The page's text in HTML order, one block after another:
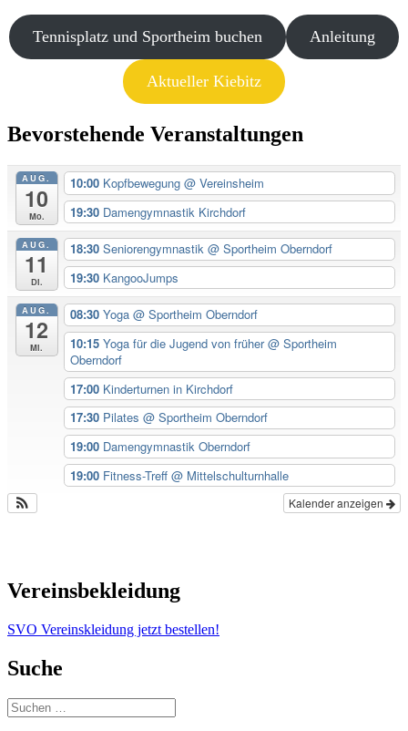
Tennisplatz und Sportheim buchen Anleitung
Aktueller Kiebitz
Bevorstehende Veranstaltungen
AUG.
10
Mo.
10:00 Kopfbewegung @ Vereinsheim
19:30 Damengymnastik Kirchdorf
AUG.
11
Di.
18:30 Seniorengymnastik @ Sportheim Oberndorf
19:30 KangooJumps
AUG.
12
Mi.
08:30 Yoga @ Sportheim Oberndorf
10:15 Yoga für die Jugend von früher@ Sportheim
Oberndorf
17:00 Kinderturnen in Kirchdorf
17:30 Pilates @ Sportheim Oberndorf
19:00 Damengymnastik Oberndorf
19:00 Fitness-Treff @ Mittelschulturnhalle
Kalender anzeigen
Vereinsbekleidung
SVO Vereinskleidung jetzt bestellen!
Suche
Suchen
nach: